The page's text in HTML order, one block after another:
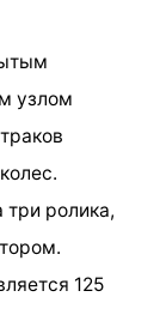
узлом
три ролика,
125